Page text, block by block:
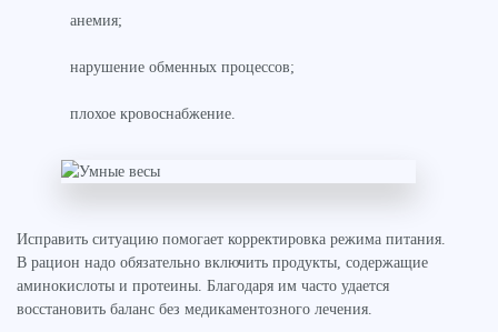
анемия;
нарушение обменных процессов;
плохое кровоснабжение.
Исправить ситуацию помогает корректировка режима питания.
В рацион надо обязательно включить продукты, содержащие
аминокислоты и протеины. Благодаря им часто удается
восстановить баланс без медикаментозного лечения.